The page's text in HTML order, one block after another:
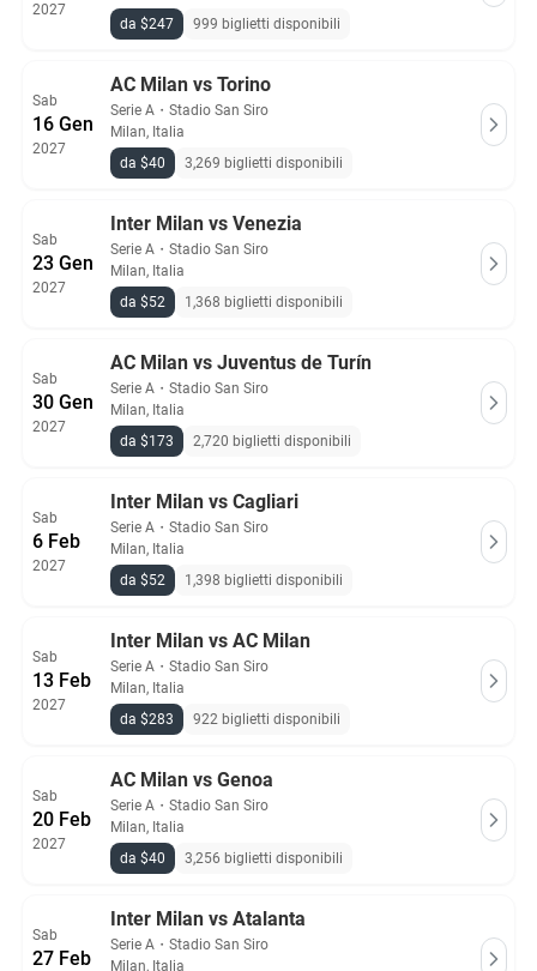
2027
da $247
999 biglietti disponibili
Sab
16 Gen
2027
AC Milan vs Torino
Serie A ・ Stadio San Siro
Milan, Italia
da $40
3,269 biglietti disponibili
Sab
23 Gen
2027
Inter Milan vs Venezia
Serie A ・ Stadio San Siro
Milan, Italia
da $52
1,368 biglietti disponibili
Sab
30 Gen
2027
AC Milan vs Juventus de Turín
Serie A ・ Stadio San Siro
Milan, Italia
da $173
2,720 biglietti disponibili
Sab
6 Feb
2027
Inter Milan vs Cagliari
Serie A ・ Stadio San Siro
Milan, Italia
da $52
1,398 biglietti disponibili
Sab
13 Feb
2027
Inter Milan vs AC Milan
Serie A ・ Stadio San Siro
Milan, Italia
da $283
922 biglietti disponibili
Sab
20 Feb
2027
AC Milan vs Genoa
Serie A ・ Stadio San Siro
Milan, Italia
da $40
3,256 biglietti disponibili
Sab
27 Feb
Inter Milan vs Atalanta
Serie A ・ Stadio San Siro
Milan, Italia